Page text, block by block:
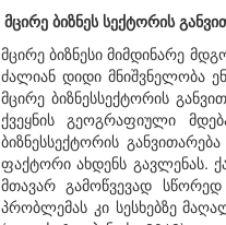
მცირე ბიზნეს სექტორის
მცირე ბიზნესი მიმდინარე
ძალიან დიდი მნიშვნელობა
მცირე ბიზნესსექტორის
ქვეყნის გეოგრაფიული
ბიზნესსექტორის
ფაქტორი ახდენს გავლენას.
მთავარ გამოწვევად სწორედ
პრობლემას კი სესხებზე